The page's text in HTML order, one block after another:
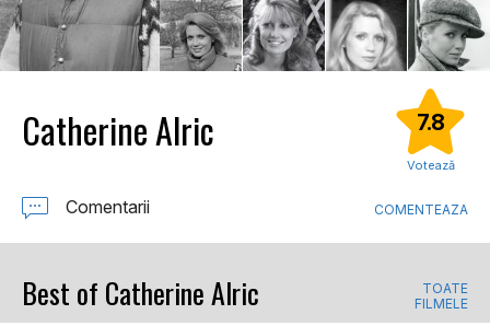
Catherine Alric 7.8
Votează
Comentarii COMENTEAZA
Best of Catherine Alric
TOATE
FILMELE